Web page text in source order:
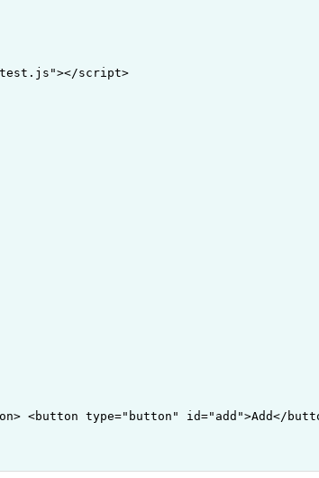
script>
<button type="button" id="add">Add</